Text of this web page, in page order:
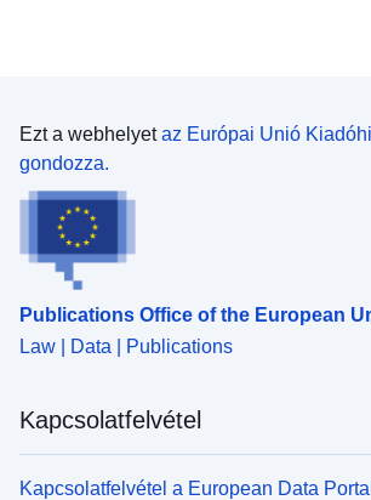
Ezt a webhelyetaz Európai Unió
gondozza.
Publications Office of the European
Law | Data | Publications
Kapcsolatfelvétel
Kapcsolatfelvétel a European Data